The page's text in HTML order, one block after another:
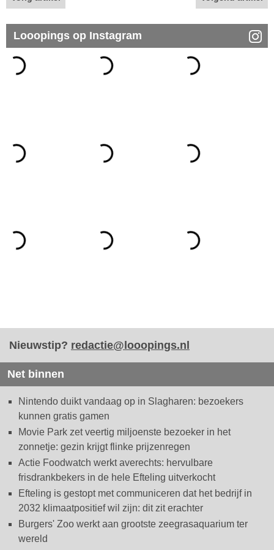
Looopings op Instagram
Nieuwstip? redactie@looopings.nl
Net binnen
Nintendo duikt vandaag op in Slagharen: bezoekers
kunnen gratis gamen
Movie Park zet veertig miljoenste bezoeker in het
zonnetje: gezin krijgt flinke prijzenregen
Actie Foodwatch werkt averechts: hervulbare
frisdrankbekers in de hele Efteling uitverkocht
Efteling is gestopt met communiceren dat het bedrijf in
2032 klimaatpositief wil zijn: dit zit erachter
Burgers' Zoo werkt aan grootste zeegrasaquarium ter
wereld